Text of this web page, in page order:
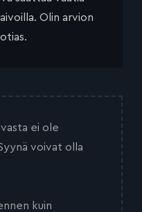
Olin arvion
ei ole
voivat olla
kuin